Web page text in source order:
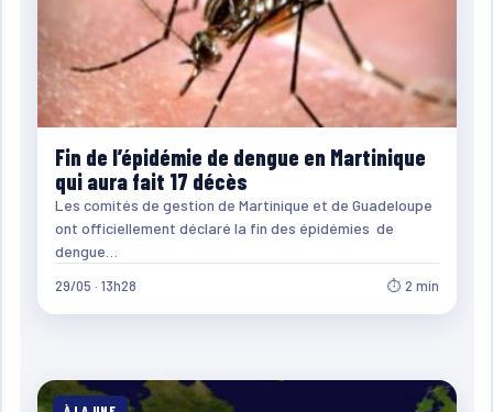
Fin de l’épidémie de dengue en Martinique
qui aura fait 17 décès
Les comités de gestion de Martinique et de Guadeloupe
ont officiellement déclaré la fin des épidémies de
dengue…
29/05 · 13h28 ⏱ 2 min